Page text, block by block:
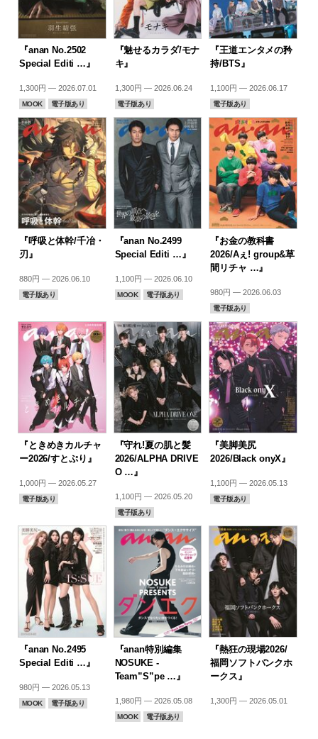
『anan No.2502
Special Editi …』
1,300円 — 2026.07.01
MOOK 電子版あり
『魅せるカラダ/モナ
キ』
1,300円 — 2026.06.24
電子版あり
『王道エンタメの矜
持/BTS』
1,100円 — 2026.06.17
電子版あり
『呼吸と体幹/千冶・
刃』
880円 — 2026.06.10
電子版あり
『anan No.2499
Special Editi …』
1,100円 — 2026.06.10
MOOK 電子版あり
『お金の教科書
2026/Aぇ! group&草
間リチャ …』
980円 — 2026.06.03
電子版あり
『ときめきカルチャ
ー2026/すとぷり』
1,000円 — 2026.05.27
電子版あり
『守れ!夏の肌と髪
2026/ALPHA DRIVE
O …』
1,100円 — 2026.05.20
電子版あり
『美脚美尻
2026/Black onyX』
1,100円 — 2026.05.13
電子版あり
『anan No.2495
Special Editi …』
980円 — 2026.05.13
MOOK 電子版あり
『anan特別編集
NOSUKE -
Team”S”pe …』
1,980円 — 2026.05.08
MOOK 電子版あり
『熱狂の現場2026/
福岡ソフトバンクホ
ークス』
1,300円 — 2026.05.01